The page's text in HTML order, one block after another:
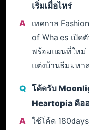
เริ่มเมื่อไหร่
เทศกาล
of Whales เปิด
พร้อมแผนที่ใหม่
แต่งบ้านธีมมหา
โค้ดรับ
Heartopia คือ
ใช้โค้ด